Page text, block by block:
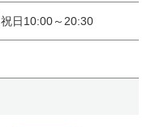
日10:00～20:30